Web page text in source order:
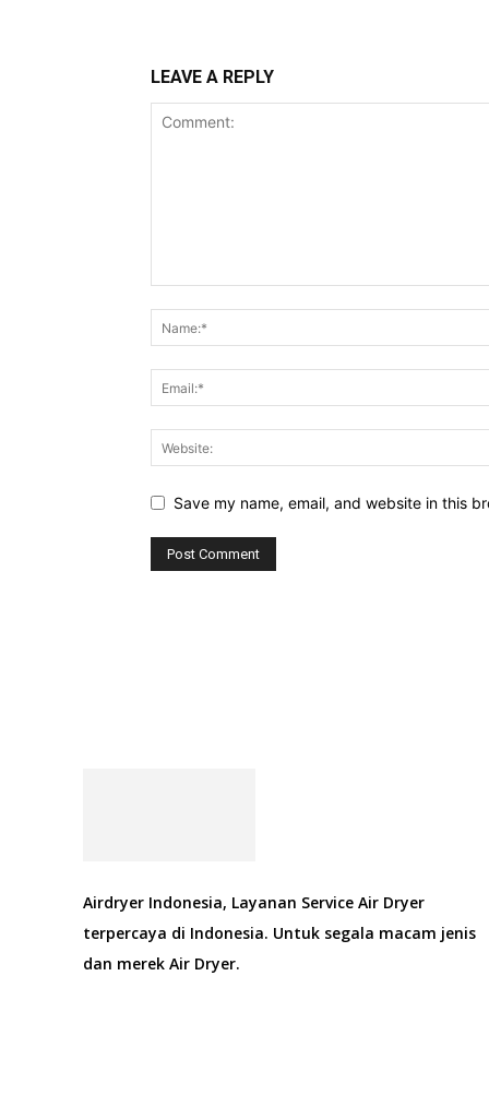
LEAVE A REPLY
Save my name, email, and website in this
Airdryer Indonesia, Layanan Service Air Dryer
terpercaya di Indonesia. Untuk segala macam jenis
dan merek Air Dryer.